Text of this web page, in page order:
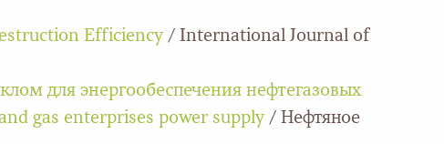
Efficiency/ International Journal of
для энергообеспечения нефтегазовых
gas enterprises power supply / Нефтяное